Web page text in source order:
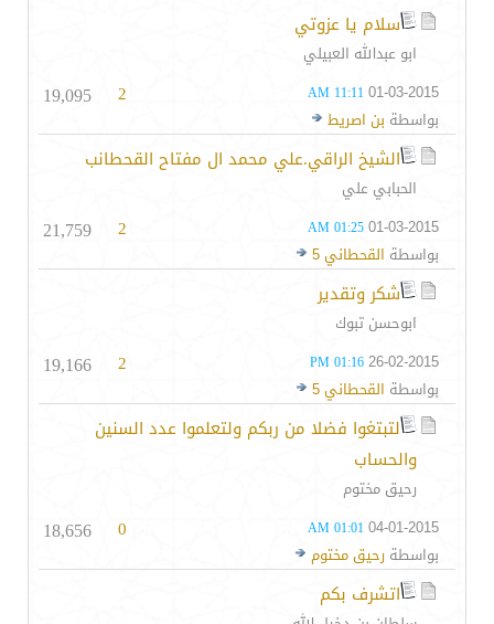
سلام يا عزوتي
ابو عبدالله العبيلي
01-03-2015
11:11 AM
بواسطة بن اصريط
2
19,095
الشيخ الراقي.علي محمد ال مفتاح القحطانب
الحبابي علي
01-03-2015
01:25 AM
بواسطة القحطاني 5
2
21,759
شكر وتقدير
ابوحسن تبوك
26-02-2015
01:16 PM
بواسطة القحطاني 5
2
19,166
لتبتغوا فضلا من ربكم ولتعلموا عدد السنين
والحساب
رحيق مختوم
04-01-2015
01:01 AM
بواسطة رحيق مختوم
0
18,656
اتشرف بكم